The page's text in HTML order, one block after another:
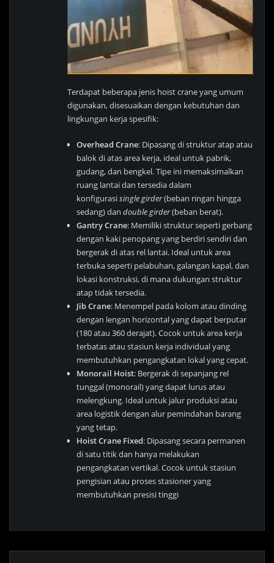
Terdapat beberapa jenis hoist crane yang umum
digunakan, disesuaikan dengan kebutuhan dan
lingkungan kerja spesifik:
Overhead Crane: Dipasang di struktur atap atau
balok di atas area kerja, ideal untuk pabrik,
gudang, dan bengkel. Tipe ini memaksimalkan
ruang lantai dan tersedia dalam
konfigurasisingle girder(beban ringan hingga
sedang) dan double girder(beban berat).
Gantry Crane: Memiliki struktur seperti gerbang
dengan kaki penopang yang berdiri sendiri dan
bergerak di atas rel lantai. Ideal untuk area
terbuka seperti pelabuhan, galangan kapal, dan
lokasi konstruksi, di mana dukungan struktur
atap tidak tersedia.
Jib Crane: Menempel pada kolom atau dinding
dengan lengan horizontal yang dapat berputar
(180 atau 360 derajat). Cocok untuk area kerja
terbatas atau stasiun kerja individual yang
membutuhkan pengangkatan lokal yang cepat.
Monorail Hoist: Bergerak di sepanjang rel
tunggal (monorail) yang dapat lurus atau
melengkung. Ideal untuk jalur produksi atau
area logistik dengan alur pemindahan barang
yang tetap.
Hoist Crane Fixed: Dipasang secara permanen
di satu titik dan hanya melakukan
pengangkatan vertikal. Cocok untuk stasiun
pengisian atau proses stasioner yang
membutuhkan presisi tinggi